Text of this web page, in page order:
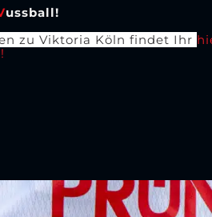
ussball!
zu Viktoria Köln findet Ihr